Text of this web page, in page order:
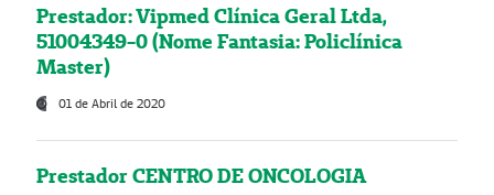
Prestador: Vipmed Clínica Geral Ltda,
51004349-0 (Nome Fantasia: Policlínica
Master)
01 de Abril de 2020
Prestador CENTRO DE ONCOLOGIA